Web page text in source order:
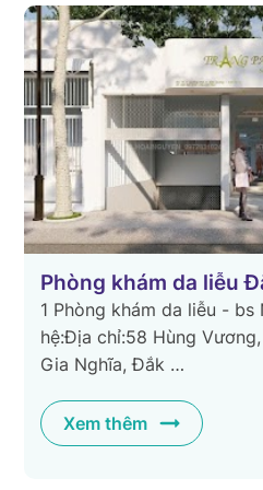
Phòng khám da liễu
1 Phòng khám da liễu -
hệ:Địa chỉ:58 Hùng
Gia Nghĩa, Đắk …
Xem thêm